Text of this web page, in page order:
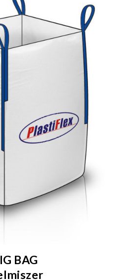
BAG